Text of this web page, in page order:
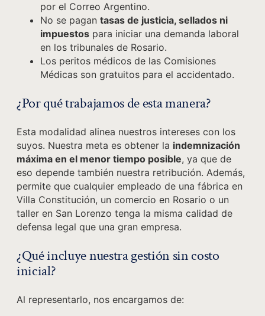
por el Correo Argentino.
No se pagan tasas de justicia, sellados ni
impuestos para iniciar una demanda laboral
en los tribunales de Rosario.
Los peritos médicos de las Comisiones
Médicas son gratuitos para el accidentado.
¿Por qué trabajamos de esta manera?
Esta modalidad alinea nuestros intereses con los
suyos. Nuestra meta es obtener la indemnización
máxima en el menor tiempo posible, ya que de
eso depende también nuestra retribución. Además,
permite que cualquier empleado de una fábrica en
Villa Constitución, un comercio en Rosario o un
taller en San Lorenzo tenga la misma calidad de
defensa legal que una gran empresa.
¿Qué incluye nuestra gestión sin costo
inicial?
Al representarlo, nos encargamos de: